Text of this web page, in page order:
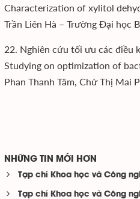
Characterization of xylitol
Trần Liên Hà – Trường Đại học
22. Nghiên cứu tối ưu các điều
Studying on optimization of
Phan Thanh Tâm, Chử Thị Mai
NHỮNG TIN MỚI HƠN
Tạp chí Khoa học và Công
Tạp chí Khoa học và Công